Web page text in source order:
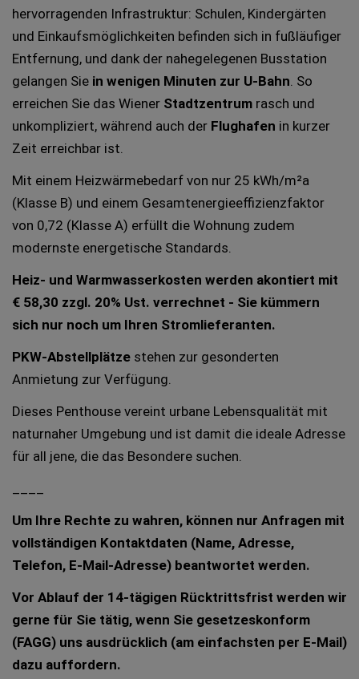
hervorragenden Infrastruktur: Schulen, Kindergärten
und Einkaufsmöglichkeiten befinden sich in fußläufiger
Entfernung, und dank der nahegelegenen Busstation
gelangen Sie in wenigen Minuten zur U-Bahn . So
erreichen Sie das Wiener Stadtzentrum rasch und
unkompliziert, während auch der Flughafen in kurzer
Zeit erreichbar ist.
Mit einem Heizwärmebedarf von nur 25 kWh/m²a
(Klasse B) und einem Gesamtenergieeffizienzfaktor
von 0,72 (Klasse A) erfüllt die Wohnung zudem
modernste energetische Standards.
Heiz- und Warmwasserkosten werden akontiert mit
€ 58,30 zzgl. 20% Ust. verrechnet - Sie kümmern
sich nur noch um Ihren Stromlieferanten.
PKW-Abstellplätze stehen zur gesonderten
Anmietung zur Verfügung.
Dieses Penthouse vereint urbane Lebensqualität mit
naturnaher Umgebung und ist damit die ideale Adresse
für all jene, die das Besondere suchen.
Um Ihre Rechte zu wahren, können nur Anfragen mit
vollständigen Kontaktdaten (Name, Adresse,
Telefon, E-Mail-Adresse) beantwortet werden.
Vor Ablauf der 14-tägigen Rücktrittsfrist werden wir
gerne für Sie tätig, wenn Sie gesetzeskonform
(FAGG) uns ausdrücklich (am einfachsten per E-Mail)
dazu auffordern.